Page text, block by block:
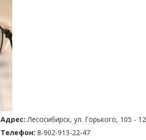
Адрес: Лесосибирск, ул. Горького, 105 - 12
Телефон: 8-902-913-22-47